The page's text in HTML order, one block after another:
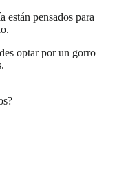
están pensados para
optar por un gorro